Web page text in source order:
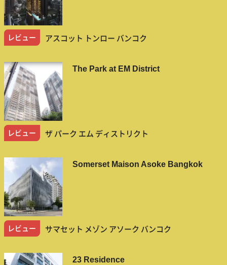
レビュー アスコット トンロー バンコク
The Park at EM District
レビュー ザ パーク エム ディストリクト
Somerset Maison Asoke Bangkok
レビュー サマセット メゾン アソーク バンコク
23 Residence